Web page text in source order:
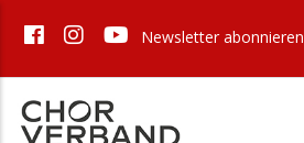
zum
Newsletter abonnieren